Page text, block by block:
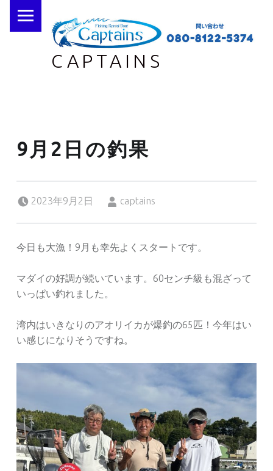
CAPTAINS
9月2日の釣果
2023年9月2日
captains
今日も大漁！9月も幸先よくスタートです。
マダイの好調が続いています。60センチ級も混ざって
いっぱい釣れました。
湾内はいきなりのアオリイカが爆釣の65匹！今年はい
い感じになりそうですね。